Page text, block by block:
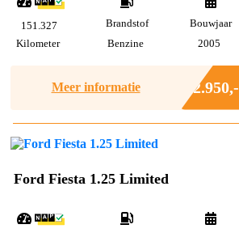
151.327
Kilometer
Brandstof
Benzine
Bouwjaar
2005
Meer informatie € 2.950,-
Ford Fiesta 1.25 Limited